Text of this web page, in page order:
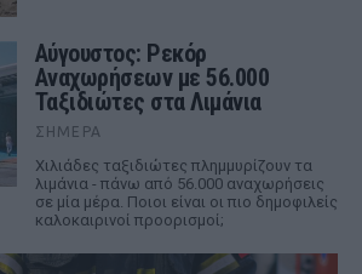
Αύγουστος: Ρεκόρ
Αναχωρήσεων με 56.000
Ταξιδιώτες στα Λιμάνια
ΣΉΜΕΡΑ
Χιλιάδες ταξιδιώτες πλημμυρίζουν τα
λιμάνια - πάνω από 56.000 αναχωρήσεις
σε μία μέρα. Ποιοι είναι οι πιο δημοφιλείς
καλοκαιρινοί προορισμοί;